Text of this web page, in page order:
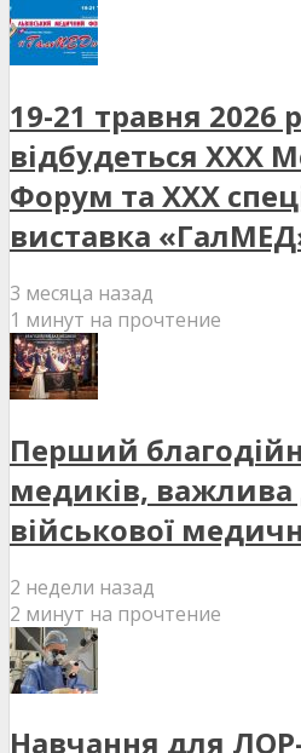
19-21 травня 2026
відбудеться XXX
Форум та XXX
виставка
3 месяца назад
1 минут на прочтение
Перший
медиків,
військової
2 недели назад
2 минут на прочтение
Навчання для ЛОР-